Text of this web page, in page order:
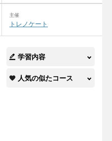
主催
トレノケート
学習内容
人気の似たコース